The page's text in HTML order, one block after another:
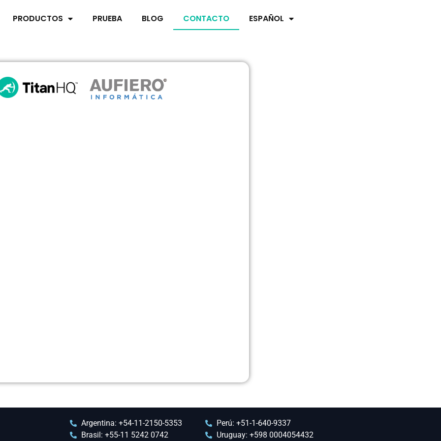
PRODUCTOS PRUEBA BLOG CONTACTO ESPAÑOL
Argentina: +54-11-2150-5353
Brasil: +55-11 5242 0742
Perú: +51-1-640-9337
Uruguay: +598 0004054432